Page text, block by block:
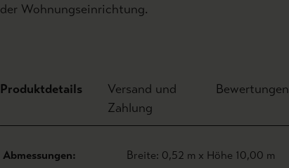
der Wohnungseinrichtung.
Produktdetails
Versand und
Zahlung
Bewertungen
Abmessungen:
Breite: 0,52 m x Höhe 10,00 m